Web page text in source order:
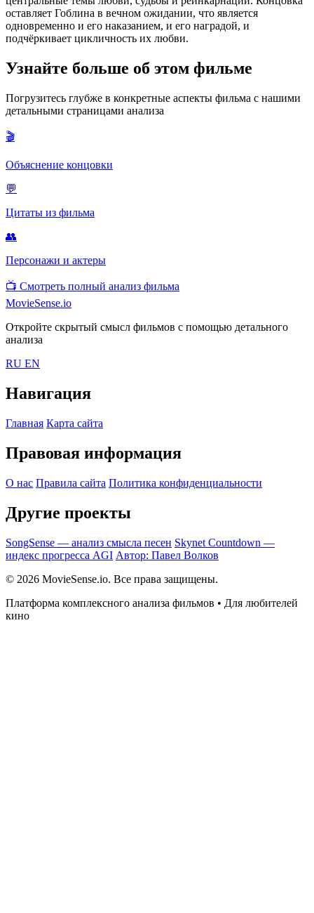
оставляет Гоблина в вечном ожидании, что является
одновременно и его наказанием, и его наградой, и
подчёркивает цикличность их любви.
Узнайте больше об этом фильме
Погрузитесь глубже в конкретные аспекты фильма с нашими
детальными страницами анализа
🎬
Объяснение концовки
💬
Цитаты из фильма
👥
Персонажи и актеры
📺 Смотреть полный анализ фильма
MovieSense.io
Откройте скрытый смысл фильмов с помощью детального
анализа
RU EN
Навигация
Главная Карта сайта
Правовая информация
О нас Правила сайта Политика конфиденциальности
Другие проекты
SongSense — анализ смысла песен Skynet Countdown —
индекс прогресса AGI Автор: Павел Волков
© 2026 MovieSense.io. Все права защищены.
Платформа комплексного анализа фильмов • Для любителей
кино